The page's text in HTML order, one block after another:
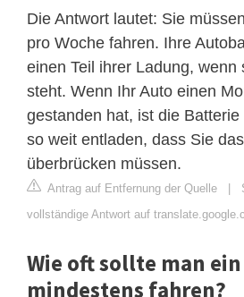
Die Antwort lautet: Sie
pro Woche fahren. Ihre
einen Teil ihrer Ladung, wenn
steht. Wenn Ihr Auto einen
gestanden hat, ist die
so weit entladen, dass Sie
überbrücken müssen.
Antrag auf Entfernung der Quelle |
vollständige Antwort auf
Wie oft sollte man
mindestens fahren?